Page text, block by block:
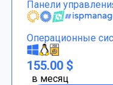
Панели
Операционные
155.00 $
в месяц